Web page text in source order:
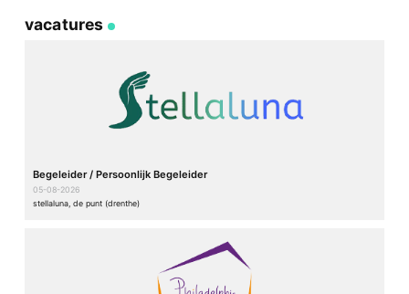
vacatures
Begeleider / Persoonlijk Begeleider
05-08-2026
stellaluna, de punt (drenthe)